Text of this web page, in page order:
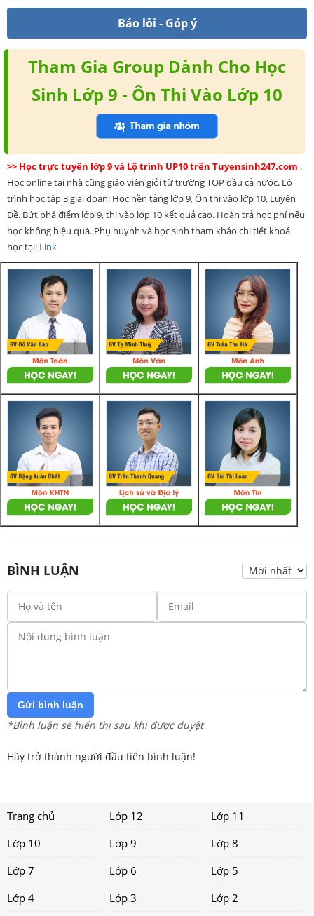
Báo lỗi - Góp ý
Tham Gia Group Dành Cho Học
Sinh Lớp 9 - Ôn Thi Vào Lớp 10
>> Học trực tuyến lớp 9 và Lộ trình UP10 trên Tuyensinh247.com .
Học online tại nhà cũng giáo viên giỏi từ trường TOP đầu cả nước. Lộ
trình học tập 3 giai đoạn: Học nền tảng lớp 9, Ôn thi vào lớp 10, Luyện
Đề. Bứt phá điểm lớp 9, thi vào lớp 10 kết quả cao. Hoàn trả học phí nếu
học không hiệu quả. Phụ huynh và học sinh tham khảo chi tiết khoá
học tại: Link
BÌNH LUẬN
Gửi bình luận
*Bình luận sẽ hiển thị sau khi được duyệt
Hãy trở thành người đầu tiên bình luận!
Trang chủ Lớp 12
Lớp 11
Lớp 10
Lớp 9
Lớp 8
Lớp 7
Lớp 6
Lớp 5
Lớp 4
Lớp 3 Lớp 2